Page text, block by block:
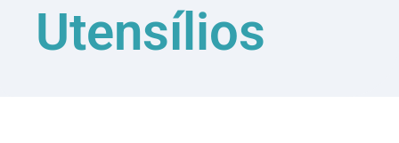
Utensílios